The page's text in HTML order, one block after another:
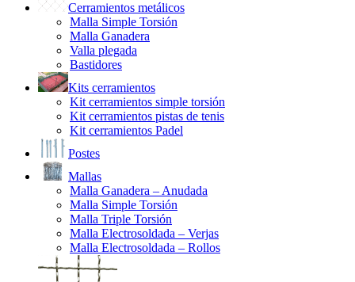
Cerramientos metálicos
Malla Simple Torsión
Malla Ganadera
Valla plegada
Bastidores
Kits cerramientos
Kit cerramientos simple torsión
Kit cerramientos pistas de tenis
Kit cerramientos Padel
Postes
Mallas
Malla Ganadera – Anudada
Malla Simple Torsión
Malla Triple Torsión
Malla Electrosoldada – Verjas
Malla Electrosoldada – Rollos